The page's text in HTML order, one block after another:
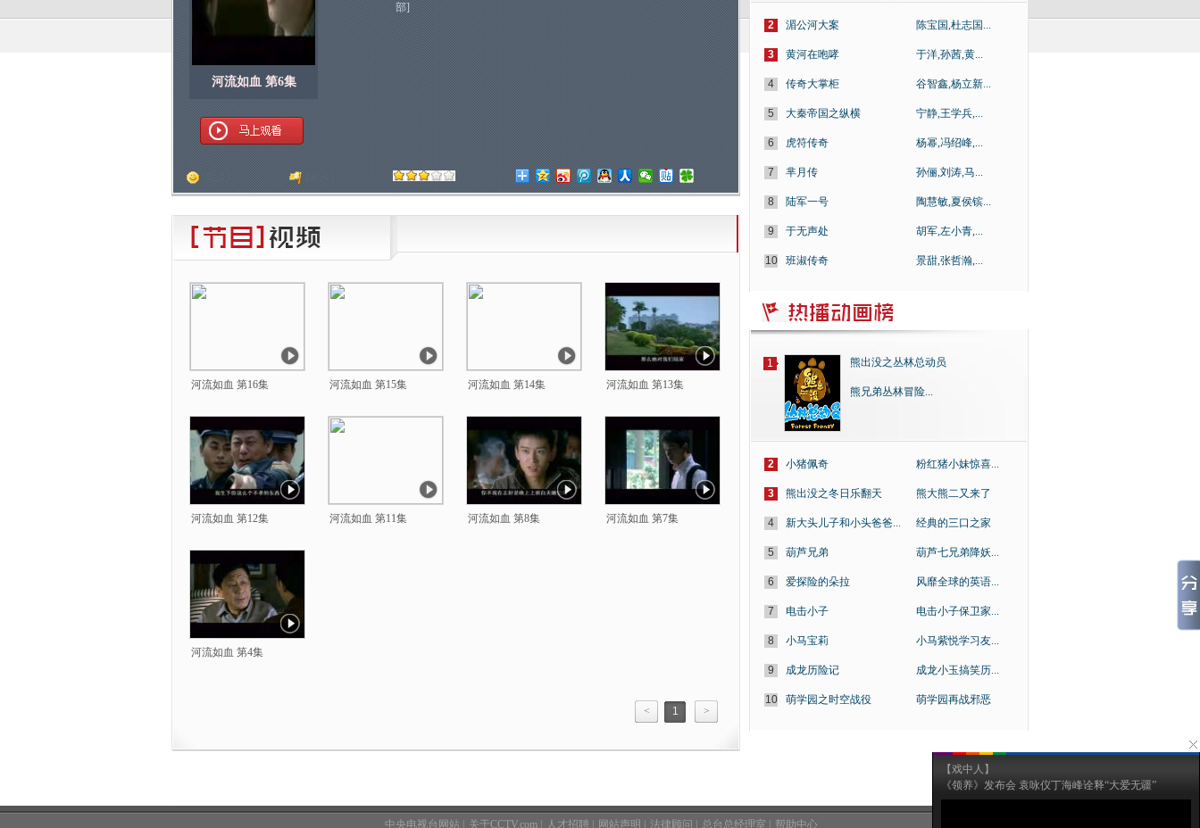
河流如血 第6集
部]
河流如血 第16集 河流如血 第15集 河流如血 第14集 河流如血 第13集
河流如血 第12集 河流如血 第11集 河流如血 第8集 河流如血 第7集
河流如血 第4集
< 1 >
2 湄公河大案 陈宝国,杜志国...
3 黄河在咆哮 于洋,孙茜,黄...
4 传奇大掌柜 谷智鑫,杨立新...
5 大秦帝国之纵横 宁静,王学兵,...
6 虎符传奇 杨幂,冯绍峰,...
7 芈月传 孙俪,刘涛,马...
8 陆军一号 陶慧敏,夏侯镔...
9 于无声处 胡军,左小青,...
10 班淑传奇 景甜,张哲瀚,...
1 熊出没之丛林总动员
熊兄弟丛林冒险...
2 小猪佩奇 粉红猪小妹惊喜...
3 熊出没之冬日乐翻天 熊大熊二又来了
4 新大头儿子和小头爸爸... 经典的三口之家
5 葫芦兄弟 葫芦七兄弟降妖...
6 爱探险的朵拉 风靡全球的英语...
7 电击小子 电击小子保卫家...
8 小马宝莉 小马紫悦学习友...
9 成龙历险记 成龙小玉搞笑历...
10 萌学园之时空战役 萌学园再战邪恶
【戏中人】
《领养》发布会 袁咏仪丁海峰诠释“大爱无疆”
中央电视台网站 关于CCTV.com 人才招聘 网站声明 法律顾问 总台总经理室 帮助中心